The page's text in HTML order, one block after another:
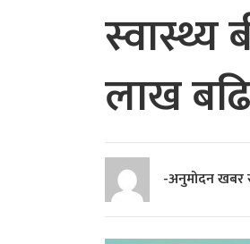
स्वास्थ्य
लाख
-अनुमोदन खबर